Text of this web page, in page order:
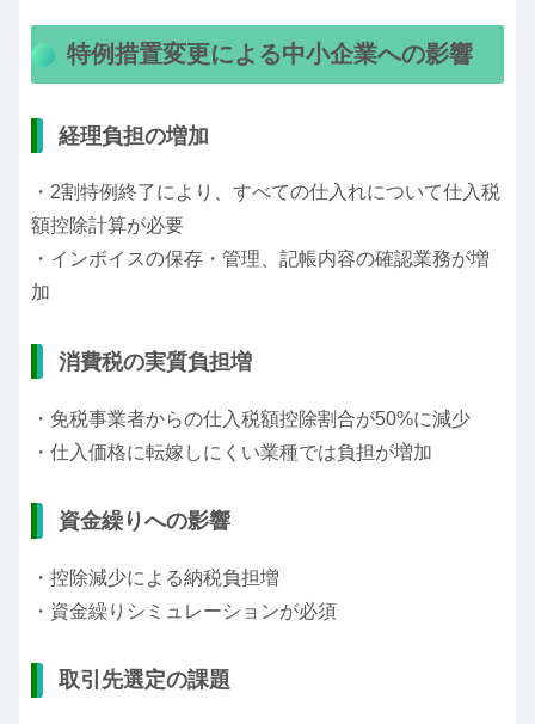
特例措置変更による中小企業への影響
経理負担の増加
・2割特例終了により、すべての仕入れについて仕入税
額控除計算が必要
・インボイスの保存・管理、記帳内容の確認業務が増
加
消費税の実質負担増
・免税事業者からの仕入税額控除割合が50%に減少
・仕入価格に転嫁しにくい業種では負担が増加
資金繰りへの影響
・控除減少による納税負担増
・資金繰りシミュレーションが必須
取引先選定の課題